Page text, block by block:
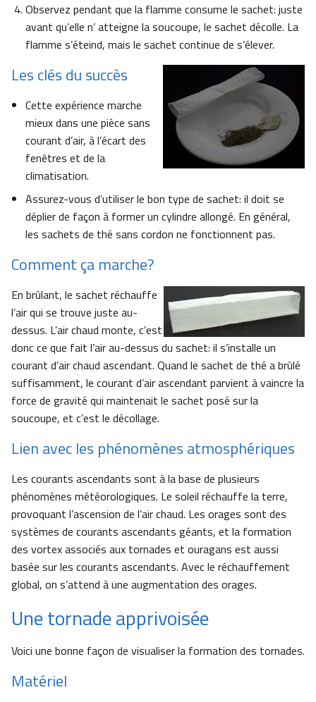
Observez pendant que la flamme consume le sachet: juste
avant qu’elle n’ atteigne la soucoupe, le sachet décolle. La
flamme s’éteind, mais le sachet continue de s’élever.
Les clés du succès
Cette expérience marche
mieux dans une pièce sans
courant d’air, à l’écart des
fenêtres et de la
climatisation.
Assurez-vous d’utiliser le bon type de sachet: il doit se
déplier de façon à former un cylindre allongé. En général,
les sachets de thé sans cordon ne fonctionnent pas.​
Comment ça marche?
En brûlant, le sachet réchauffe
l’air qui se trouve juste au-
dessus. L’air chaud monte, c’est
donc ce que fait l’air au-dessus du sachet: il s’installe un
courant d’air chaud ascendant. Quand le sachet de thé a brûlé
suffisamment, le courant d’air ascendant parvient à vaincre la
force de gravité qui maintenait le sachet posé sur la
soucoupe, et c’est le décollage.
Lien avec les phénomènes atmosphériques
Les courants ascendants sont à la base de plusieurs
phénomènes météorologiques. Le soleil réchauffe la terre,
provoquant l’ascension de l’air chaud. Les orages sont des
systèmes de courants ascendants géants, et la formation
des vortex associés aux tornades et ouragans est aussi
basée sur les courants ascendants. Avec le réchauffement
global, on s’attend à une augmentation des orages.
Une tornade apprivoisée
Voici une bonne façon de visualiser la formation des tornades.
Matériel